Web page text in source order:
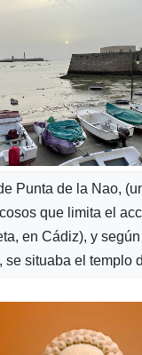
Punta de la Nao,
que limita el
en Cádiz), y
se situaba el templo